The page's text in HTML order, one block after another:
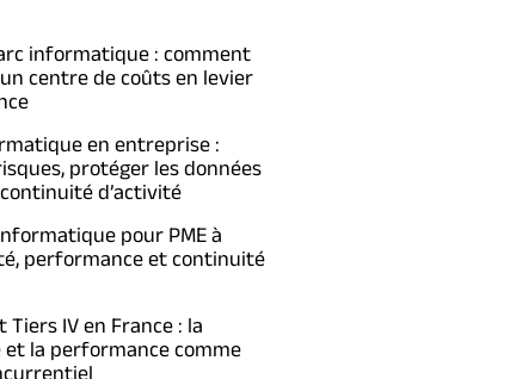
informatique : comment
centre de coûts en levier
en entreprise :
protéger les données
d’activité
pour PME à
performance et continuité
Tiers IV en France : la
la performance comme